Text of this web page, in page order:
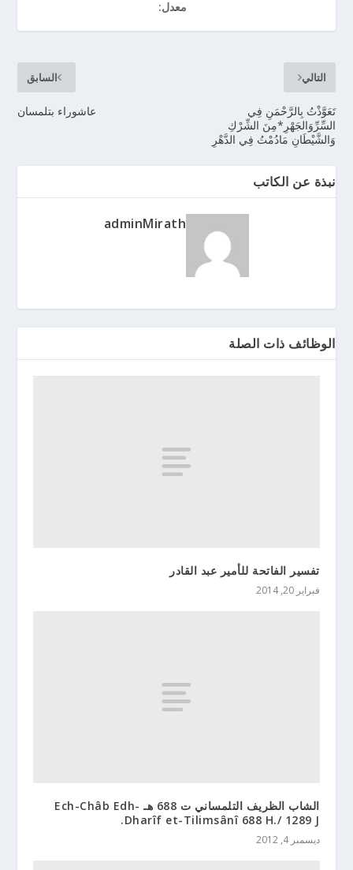
معدل:
السابق
عاشوراء بتلمسان
التالي
تَعَوَّذْتُ بِالرَّحْمَنِ فِي
السِّرِّوَالجَهْرِ*مِنَ الشِّرْكِ
وَالشَّيْطَانِ مَادُمْتُ فِي الدَّهْرِ
نبذة عن الكاتب
adminMirath
الوظائف ذات الصلة
تفسير الفاتحة للأمير عبد القادر
فبراير 20, 2014
الشاب الظريف التلمساني ت 688 هـ Ech-Châb Edh-
Dharîf et-Tilimsânî 688 H./ 1289 J.
ديسمبر 4, 2012